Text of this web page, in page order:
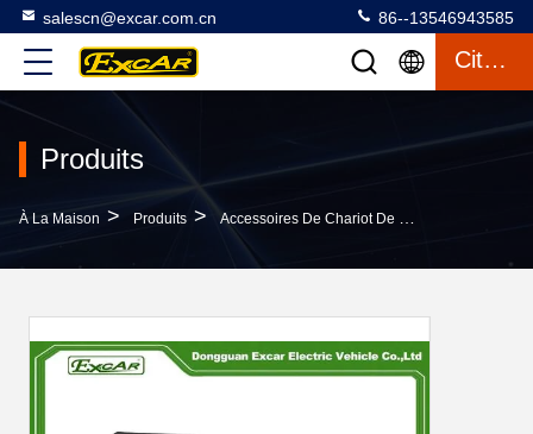
salescn@excar.com.cn 86--13546943585
Citation
Produits
À La Maison > Produits > Accessoires De Chariot De Golf